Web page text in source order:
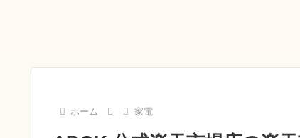
ホーム 家電